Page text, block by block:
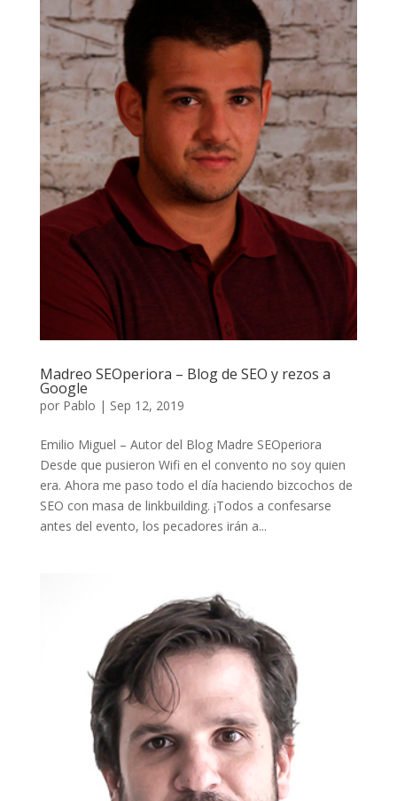
Madreo SEOperiora – Blog de SEO y rezos a
Google
por Pablo | Sep 12, 2019
Emilio Miguel – Autor del Blog Madre SEOperiora
Desde que pusieron Wifi en el convento no soy quien
era. Ahora me paso todo el día haciendo bizcochos de
SEO con masa de linkbuilding. ¡Todos a confesarse
antes del evento, los pecadores irán a...